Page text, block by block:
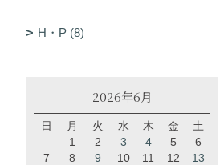
H・P (8)
2026年6月
日 月 火 水 木 金
土
1
2 3 4 5
6
7
8 9 10 11 12
13